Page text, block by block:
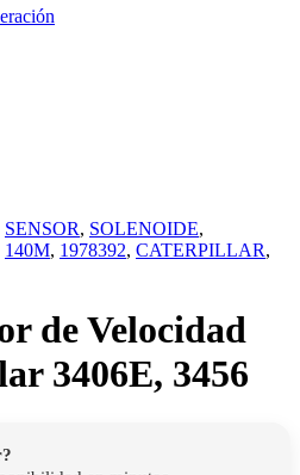
SENSOR, SOLENOIDE,
140M, 1978392, CATERPILLAR,
de Velocidad
3406E, 3456